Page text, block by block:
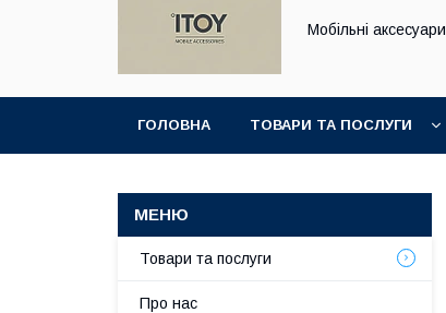
Мобільні аксесуари
ГОЛОВНА ТОВАРИ ТА ПОСЛУГИ
Товари та послуги
Про нас